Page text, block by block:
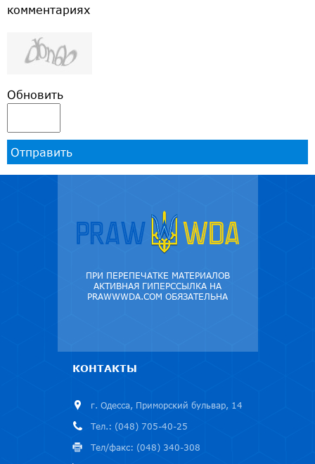
комментариях
Обновить
Отправить
ПРИ ПЕРЕПЕЧАТКЕ МАТЕРИАЛОВ
АКТИВНАЯ ГИПЕРССЫЛКА НА
PRAWWWDA.COM ОБЯЗАТЕЛЬНА
КОНТАКТЫ
г. Одесса, Приморский бульвар, 14
Тел.: (048) 705-40-25
Тел/факс: (048) 340-308